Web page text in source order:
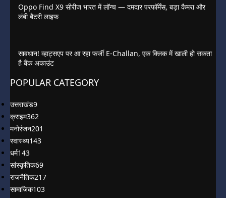
Oppo Find X9 सीरीज भारत में लॉन्च — दमदार परफॉर्मेंस, बड़ा कैमरा और
लंबी बैटरी लाइफ
सावधान! व्हाट्सएप पर आ रहा फर्जी E-Challan, एक क्लिक में खाली हो सकता
है बैंक अकाउंट
POPULAR CATEGORY
उत्तराखंड9
क्राइम362
मनोरंजन201
स्वास्थ्य143
धर्म143
सांस्कृतिक69
राजनैतिक217
सामाजिक103